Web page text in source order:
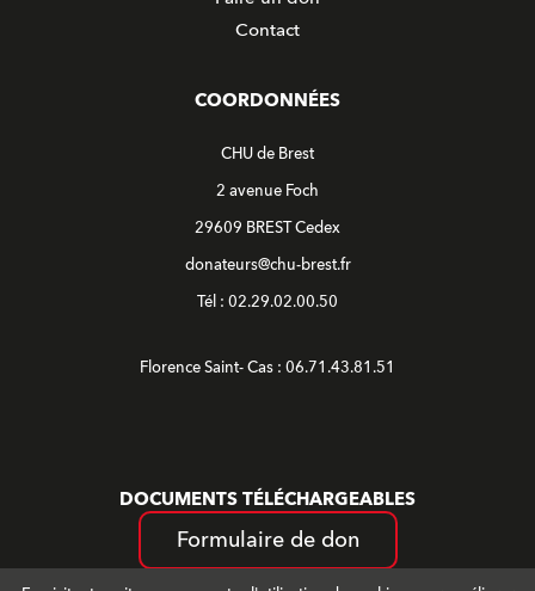
Contact
COORDONNÉES
CHU de Brest
2 avenue Foch
29609 BREST Cedex
donateurs@chu-brest.fr
Tél : 02.29.02.00.50
Florence Saint- Cas : 06.71.43.81.51
DOCUMENTS TÉLÉCHARGEABLES
Formulaire de don